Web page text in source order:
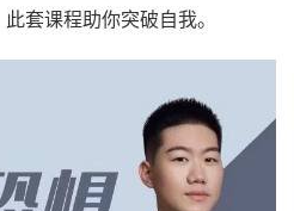
套课程助你突破自我。